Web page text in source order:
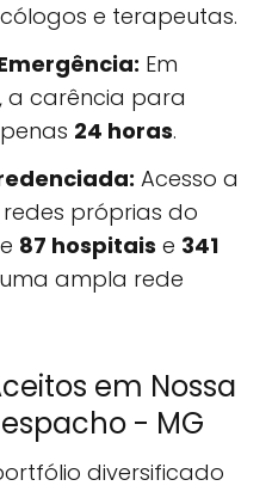
e terapeutas.
Em
a carência para
24 horas.
Acesso a
próprias do
87 hospitais e 341
ampla rede
em Nossa
- MG
diversificado